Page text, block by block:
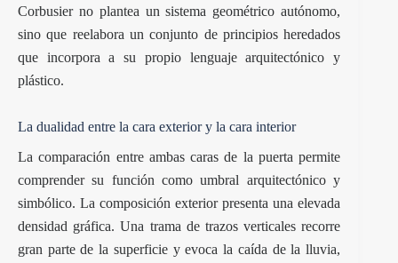
Corbusier no plantea un sistema geométrico autónomo,
sino que reelabora un conjunto de principios heredados
que incorpora a su propio lenguaje arquitectónico y
plástico.
La dualidad entre la cara exterior y la cara interior
La comparación entre ambas caras de la puerta permite
comprender su función como umbral arquitectónico y
simbólico. La composición exterior presenta una elevada
densidad gráfica. Una trama de trazos verticales recorre
gran parte de la superficie y evoca la caída de la lluvia,